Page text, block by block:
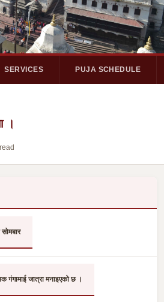
SERVICES PUJA SCHEDULE
।
गंगामाई जात्रा मनाइएको छ ।